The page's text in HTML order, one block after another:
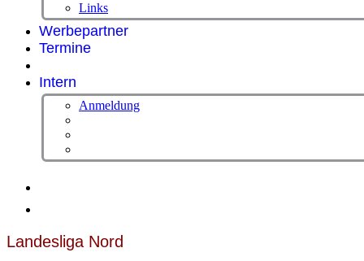
Links
Werbepartner
Termine
Intern
Anmeldung
Landesliga Nord